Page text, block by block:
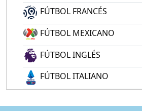
FÚTBOL FRANCÉS
FÚTBOL MEXICANO
FÚTBOL INGLÉS
FÚTBOL ITALIANO